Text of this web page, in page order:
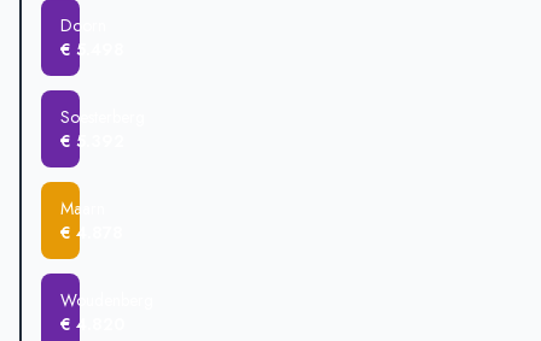
Doorn
€ 5.498
Soesterberg
€ 5.392
Maarn
€ 4.878
Woudenberg
€ 4.820